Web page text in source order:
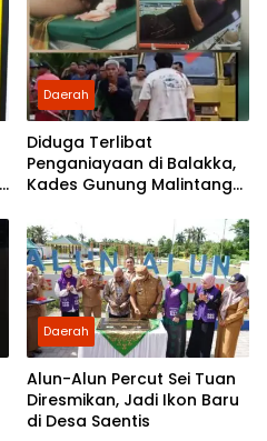
Daerah
Diduga Terlibat
Penganiayaan di Balakka,
Kades Gunung Malintang
Bupati Palas Ambil Sikap
Daerah
Alun-Alun Percut Sei Tuan
Diresmikan, Jadi Ikon Baru
di Desa Saentis